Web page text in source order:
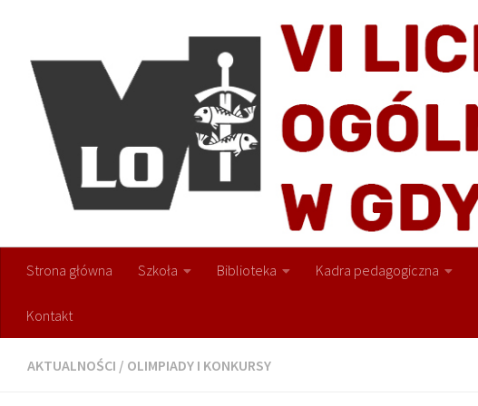
Strona główna Szkoła Biblioteka Kadra pedagogiczna
Kontakt
AKTUALNOŚCI / OLIMPIADY I KONKURSY